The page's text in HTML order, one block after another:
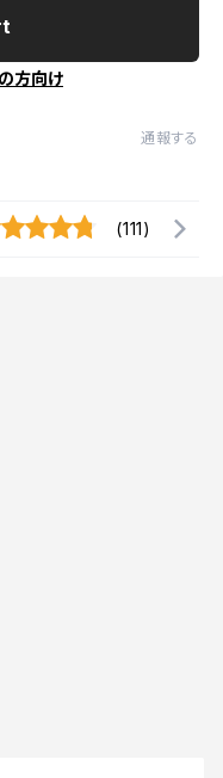
方向け
通報する
(111)